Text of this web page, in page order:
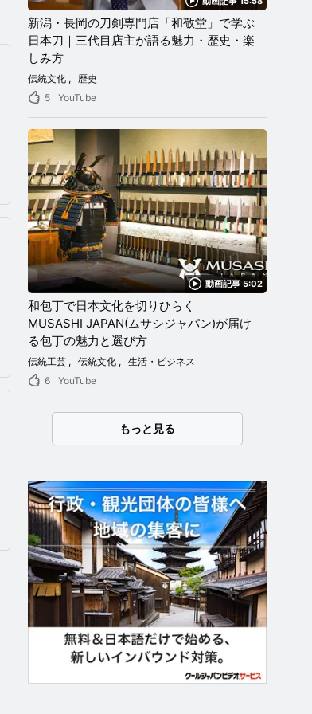
新潟・長岡の刀剣専門店「和敬堂」で学ぶ
日本刀｜三代目店主が語る魅力・歴史・楽
しみ方
伝統文化
歴史
5
YouTube
動画記事 5:02
和包丁で日本文化を切りひらく｜
MUSASHI JAPAN(ムサシジャパン)が届け
る包丁の魅力と選び方
伝統工芸 伝統文化
生活・ビジネス
6
YouTube
もっと見る